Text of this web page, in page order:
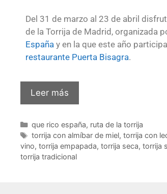
Del 31 de marzo al 23 de abril
de la Torrija de Madrid, organizada
España y en la que este año
restaurante Puerta Bisagra.
Leer más
que rico españa, ruta de la torrija
torrija con almíbar de miel, torrija con
vino, torrija empapada, torrija seca, torrija
torrija tradicional